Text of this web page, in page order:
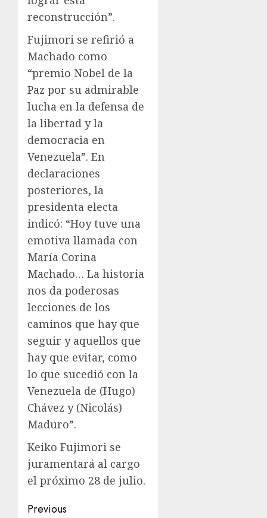
reconstrucción”.
Fujimori se refirió a
Machado como
“premio Nobel de la
Paz por su admirable
lucha en la defensa de
la libertad y la
democracia en
Venezuela”. En
declaraciones
posteriores, la
presidenta electa
indicó: “Hoy tuve una
emotiva llamada con
María Corina
Machado… La historia
nos da poderosas
lecciones de los
caminos que hay que
seguir y aquellos que
hay que evitar, como
lo que sucedió con la
Venezuela de (Hugo)
Chávez y (Nicolás)
Maduro”.
Keiko Fujimori se
juramentará al cargo
el próximo 28 de julio.
Previous